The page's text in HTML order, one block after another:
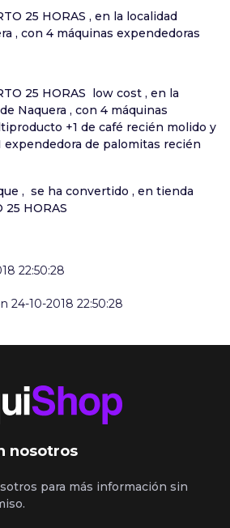
25 HORAS , en la localidad
, con 4 máquinas expendedoras
25 HORAS low cost , en la
Naquera , con 4 máquinas
+1 de café recién molido y
expendedora de palomitas recién
, se ha convertido , en tienda
25 HORAS
22:50:28
24-10-2018 22:50:28
nosotros
para más información sin